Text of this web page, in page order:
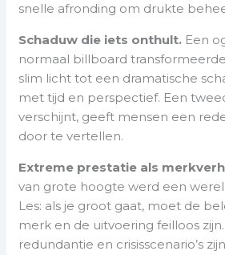
snelle afronding om drukte
Schaduw die iets onthult. Een
normaal billboard
slim licht tot een dramatische
met tijd en perspectief. Een
verschijnt, geeft mensen een
door te vertellen.
Extreme prestatie als
van grote hoogte werd een
Les: als je groot gaat, moet de
merk en de uitvoering feilloos
redundantie en crisisscenario’s